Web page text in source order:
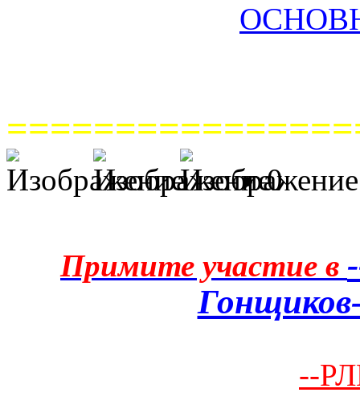
0
Примите участие в
--